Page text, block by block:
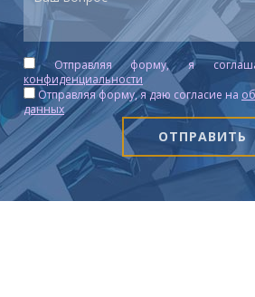
Отправляя форму, я
конфиденциальности
Отправляя форму, я даю согласие на
данных